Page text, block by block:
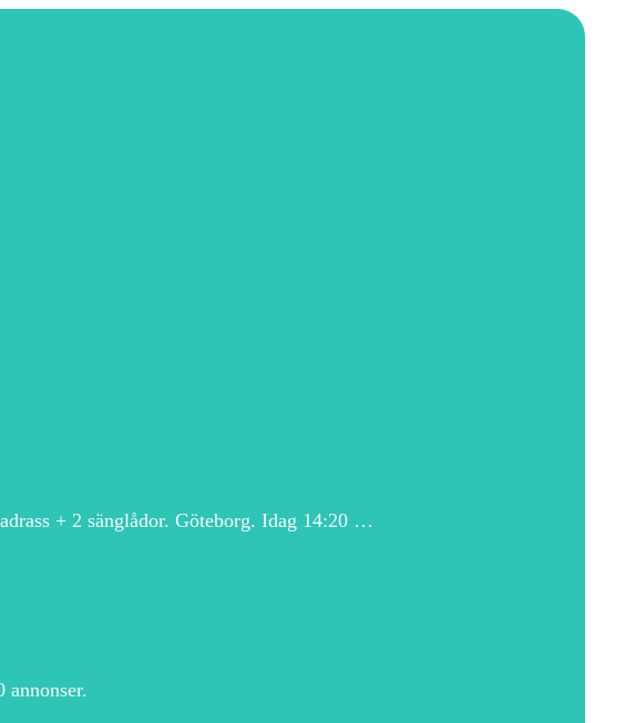
+ 2 sänglådor. Göteborg. Idag 14:20 …
annonser.